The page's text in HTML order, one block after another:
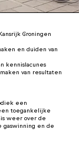
Groningen
en duiden van
kennislacunes
van resultaten
een
toegankelijke
weer over de
gaswinning en de